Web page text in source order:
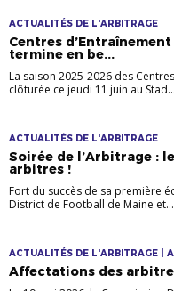
ACTUALITÉS DE L'ARBITRAGE
Centres
termine en be...
La saison 2025-2026 des
clôturée ce jeudi 11 juin au Stad...
ACTUALITÉS DE L'ARBITRAGE
Soirée de l’Arbitrage :
arbitres !
Fort du succès de sa première
District de Football de Maine et...
ACTUALITÉS DE L'ARBITRAGE |
Affectations des